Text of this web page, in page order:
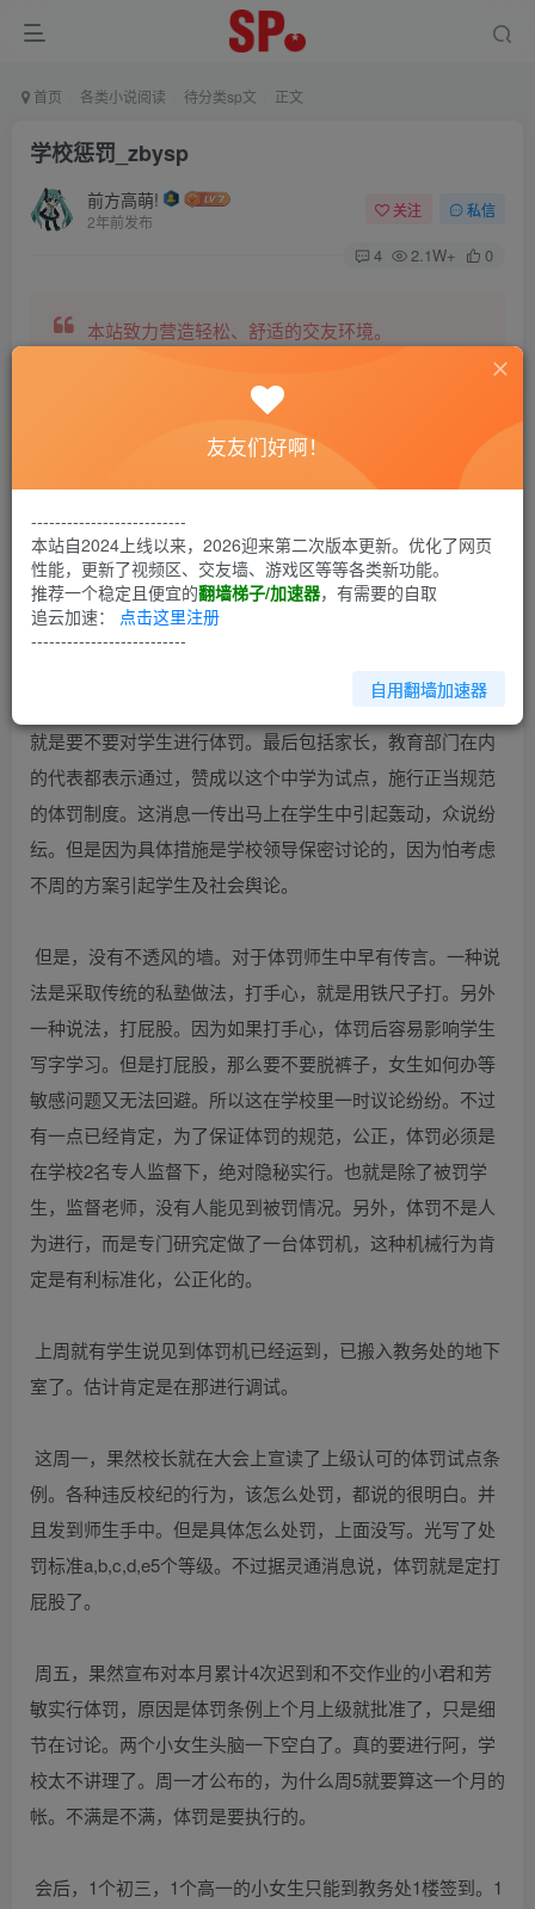
首页 各类小说阅读 待分类sp文 正文
学校惩罚_zbysp
前方高萌!
2年前发布
关注 私信
4 2.1W+ 0
本站致力营造轻松、舒适的交友环境。
另有小说阅读站点，网罗包括训诫文、腐文在内的
第1回
小君和芳敏要被带到教务处接受体罚了，听到念名字二人心
里一阵害怕和害羞。
这是学校这学期新推行的试行办法，在学校还讨论了一阵，
就是要不要对学生进行体罚。最后包括家长，教育部门在内
的代表都表示通过，赞成以这个中学为试点，施行正当规范
的体罚制度。这消息一传出马上在学生中引起轰动，众说纷
纭。但是因为具体措施是学校领导保密讨论的，因为怕考虑
不周的方案引起学生及社会舆论。
但是，没有不透风的墙。对于体罚师生中早有传言。一种说
法是采取传统的私塾做法，打手心，就是用铁尺子打。另外
一种说法，打屁股。因为如果打手心，体罚后容易影响学生
写字学习。但是打屁股，那么要不要脱裤子，女生如何办等
敏感问题又无法回避。所以这在学校里一时议论纷纷。不过
有一点已经肯定，为了保证体罚的规范，公正，体罚必须是
在学校2名专人监督下，绝对隐秘实行。也就是除了被罚学
生，监督老师，没有人能见到被罚情况。另外，体罚不是人
为进行，而是专门研究定做了一台体罚机，这种机械行为肯
定是有利标准化，公正化的。
上周就有学生说见到体罚机已经运到，已搬入教务处的地下
室了。估计肯定是在那进行调试。
这周一，果然校长就在大会上宣读了上级认可的体罚试点条
例。各种违反校纪的行为，该怎么处罚，都说的很明白。并
且发到师生手中。但是具体怎么处罚，上面没写。光写了处
罚标准a,b,c,d,e5个等级。不过据灵通消息说，体罚就是定打
屁股了。
周五，果然宣布对本月累计4次迟到和不交作业的小君和芳
敏实行体罚，原因是体罚条例上个月上级就批准了，只是细
节在讨论。两个小女生头脑一下空白了。真的要进行阿，学
校太不讲理了。周一才公布的，为什么周5就要算这一个月的
帐。不满是不满，体罚是要执行的。
会后，1个初三，1个高一的小女生只能到教务处1楼签到。1
友友们好啊！
--------------------------
本站自2024上线以来，2026迎来第二次版本更新。优化了网页
性能，更新了视频区、交友墙、游戏区等等各类新功能。
推荐一个稳定且便宜的翻墙梯子/加速器，有需要的自取
追云加速： 点击这里注册
--------------------------
自用翻墙加速器